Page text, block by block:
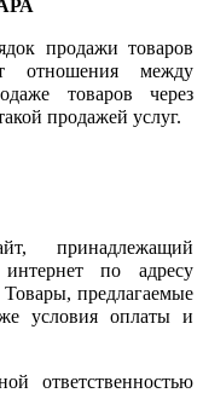
продажи товаров
отношения между
товаров через
продажей услуг.
принадлежащий
по адресу
Товары, предлагаемые
условия оплаты и
ответственностью